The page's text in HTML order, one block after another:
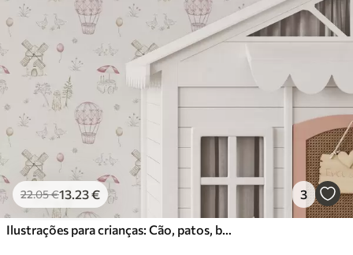
22.05€13.23€ 3
Ilustrações para crianças: Cão, patos, bolas, moinho